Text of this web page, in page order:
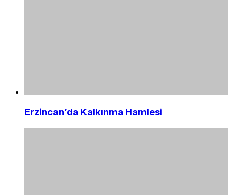
Erzincan’da Kalkınma Hamlesi